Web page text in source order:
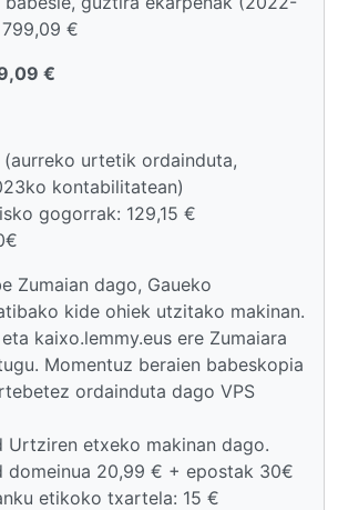
€
€
(aurreko urtetik ordainduta,
kontabilitatean)
gogorrak: 129,15 €
Zumaian dago, Gaueko
kide ohiek utzitako makinan.
kaixo.lemmy.eus ere Zumaiara
Momentuz beraien babeskopia
ordainduta dago VPS
Urtziren etxeko makinan dago.
domeinua 20,99 € + epostak 30€
etikoko txartela: 15 €